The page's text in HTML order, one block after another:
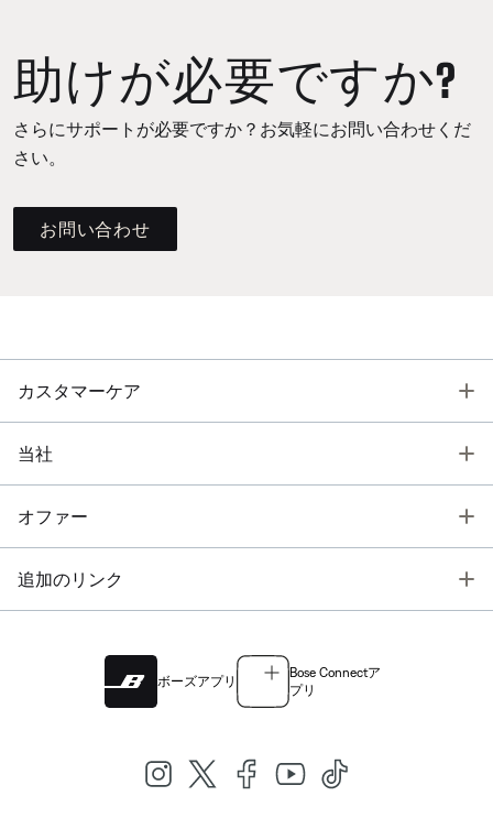
助けが必要ですか?
さらにサポートが必要ですか？お気軽にお問い合わせくだ
さい。
お問い合わせ
カスタマーケア
当社
オファー
追加のリンク
ボーズアプリ
Bose Connectア
プリ